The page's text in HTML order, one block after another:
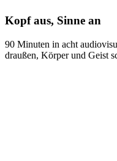
Kopf aus, Sinne an
90 Minuten in acht
draußen, Körper und Geist